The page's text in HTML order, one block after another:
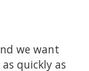
we want
quickly as